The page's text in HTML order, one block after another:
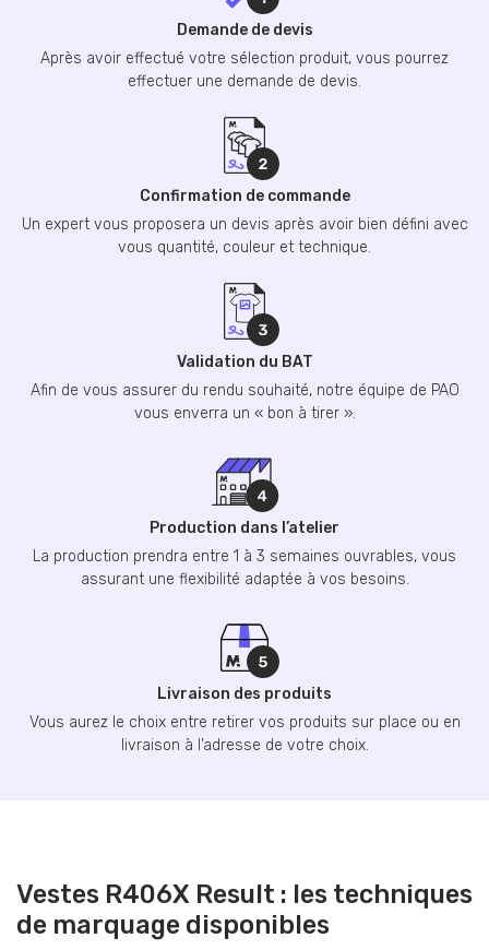
Demande de devis
Après avoir effectué votre sélection produit, vous pourrez
effectuer une demande de devis.
Confirmation de commande
Un expert vous proposera un devis après avoir bien défini avec
vous quantité, couleur et technique.
Validation du BAT
Afin de vous assurer du rendu souhaité, notre équipe de PAO
vous enverra un « bon à tirer ».
Production dans l’atelier
La production prendra entre 1 à 3 semaines ouvrables, vous
assurant une flexibilité adaptée à vos besoins.
Livraison des produits
Vous aurez le choix entre retirer vos produits sur place ou en
livraison à l’adresse de votre choix.
Vestes R406X Result : les techniques
de marquage disponibles